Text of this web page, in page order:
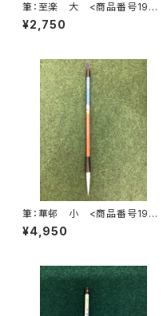
筆：至楽 大 <商品番号1996
>
¥2,750
筆：華邨 小 <商品番号1998
>
¥4,950